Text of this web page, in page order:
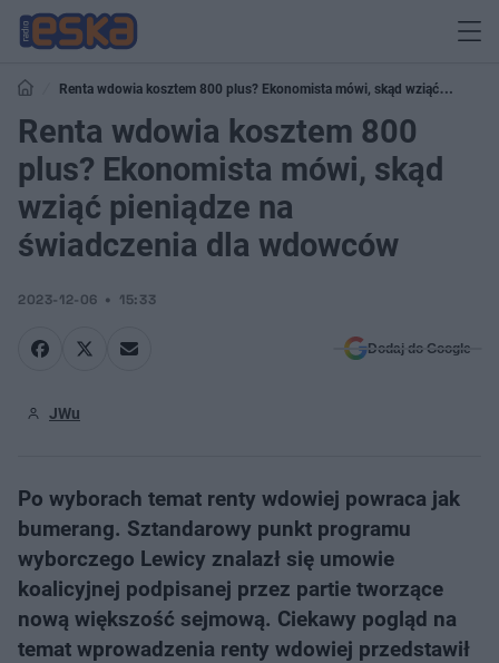
Renta wdowia kosztem 800 plus? Ekonomista mówi, skąd wziąć
pieniądze na świadczenia dla wdowców
Renta wdowia kosztem 800
plus? Ekonomista mówi, skąd
wziąć pieniądze na
świadczenia dla wdowców
2023-12-06 15:33
Dodaj do Google
JWu
Po wyborach temat renty wdowiej powraca jak
bumerang. Sztandarowy punkt programu
wyborczego Lewicy znalazł się umowie
koalicyjnej podpisanej przez partie tworzące
nową większość sejmową. Ciekawy pogląd na
temat wprowadzenia renty wdowiej przedstawił